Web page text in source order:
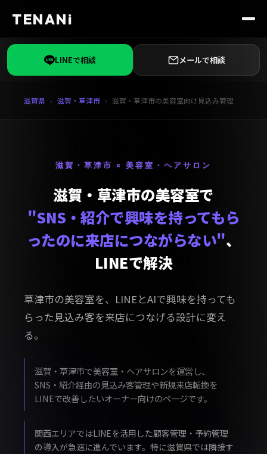
TENANi
LINEで相談 メールで相談
滋賀県 滋賀・草津市 滋賀・草津市の美容室向け見込み管理
滋賀・草津市 × 美容室・ヘアサロン
滋賀・草津市の美容室で
"SNS・紹介で興味を持ってもら
ったのに来店につながらない"、
LINEで解決
草津市の美容室を、LINEとAIで興味を持っても
らった見込み客を来店につなげる設計に変え
る。
滋賀・草津市で美容室・ヘアサロンを運営し、
SNS・紹介経由の見込み客管理や新規来店転換を
LINEで改善したいオーナー向けのページです。
関西エリアではLINEを活用した顧客管理・予約管理
の導入が急速に進んでいます。特に滋賀県では隣接す